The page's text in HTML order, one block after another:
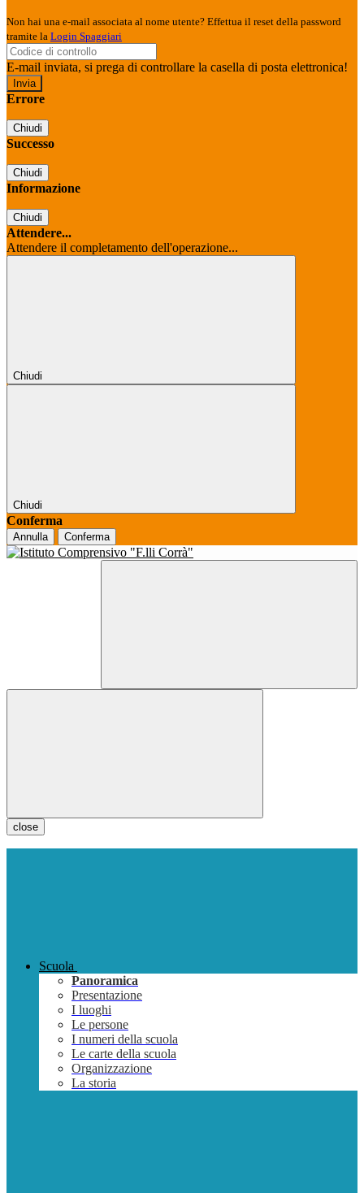
Non hai una e-mail associata al nome utente? Effettua il reset della password
tramite la Login Spaggiari
E-mail inviata, si prega di controllare la casella di posta elettronica!
Errore
Chiudi
Successo
Chiudi
Informazione
Chiudi
Attendere...
Attendere il completamento dell'operazione...
Chiudi
Chiudi
Conferma
Annulla Conferma
close
Scuola
Panoramica
Presentazione
I luoghi
Le persone
I numeri della scuola
Le carte della scuola
Organizzazione
La storia